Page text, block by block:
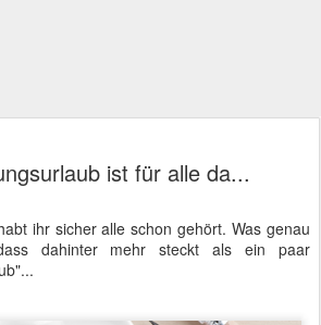
ist für alle da...
ihr sicher alle schon gehört. Was genau
dahinter mehr steckt als ein paar